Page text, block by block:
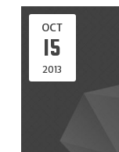
OCT
15
2013